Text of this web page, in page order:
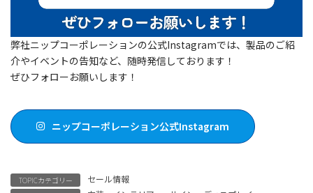
弊社ニップコーポレーションの公式Instagramでは、製品のご紹
介やイベントの告知など、随時発信しております！
ぜひフォローお願いします！
ニップコーポレーション公式Instagram
TOPICカテゴリー セール情報